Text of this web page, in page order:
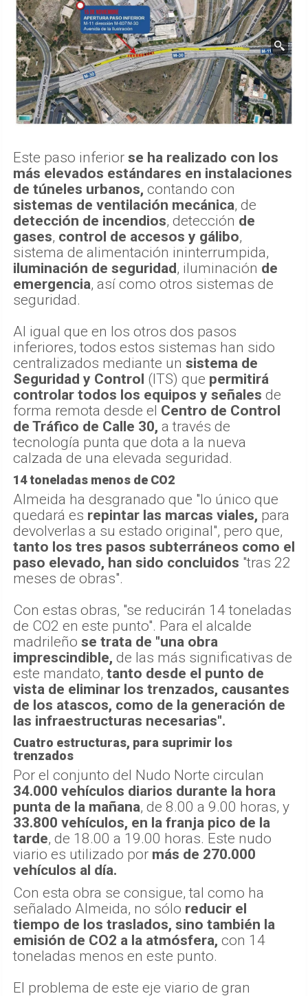
Este paso inferior se ha realizado con los
más elevados estándares en instalaciones
de túneles urbanos, contando con
sistemas de ventilación mecánica, de
detección de incendios, detección de
gases, control de accesos y gálibo,
sistema de alimentación ininterrumpida,
iluminación de seguridad, iluminación de
emergencia, así como otros sistemas de
seguridad.
Al igual que en los otros dos pasos
inferiores, todos estos sistemas han sido
centralizados mediante un sistema de
Seguridad y Control (ITS) que permitirá
controlar todos los equipos y señales de
forma remota desde el Centro de Control
de Tráfico de Calle 30, a través de
tecnología punta que dota a la nueva
calzada de una elevada seguridad.
14 toneladas menos de CO2
Almeida ha desgranado que "lo único que
quedará es repintar las marcas viales, para
devolverlas a su estado original", pero que,
tanto los tres pasos subterráneos como el
paso elevado, han sido concluidos "tras 22
meses de obras".
Con estas obras, "se reducirán 14 toneladas
de CO2 en este punto". Para el alcalde
madrileño se trata de "una obra
imprescindible, de las más significativas de
este mandato, tanto desde el punto de
vista de eliminar los trenzados, causantes
de los atascos, como de la generación de
las infraestructuras necesarias".
Cuatro estructuras, para suprimir los
trenzados
Por el conjunto del Nudo Norte circulan
34.000 vehículos diarios durante la hora
punta de la mañana, de 8.00 a 9.00 horas, y
33.800 vehículos, en la franja pico de la
tarde, de 18.00 a 19.00 horas. Este nudo
viario es utilizado por más de 270.000
vehículos al día.
Con esta obra se consigue, tal como ha
señalado Almeida, no sólo reducir el
tiempo de los traslados, sino también la
emisión de CO2 a la atmósfera, con 14
toneladas menos en este punto.
El problema de este eje viario de gran